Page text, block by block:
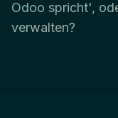
Odoo spricht',
verwalten?